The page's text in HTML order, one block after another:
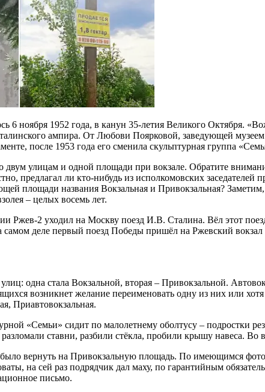
6 ноября 1952 года, в канун 35-летия Великого Октября.
ампира. От Любови Поярковой, заведующей
после 1953 года его сменила скульптурная группа
улицам и одной площади при вокзале. Обратите
предлагал ли кто-нибудь из исполкомовских
площади названия Вокзальная и Привокзальная?
– целых восемь лет.
Ржев-2 уходил на Москву поезд И.В. Сталина. Вёл этот
деле первый поезд Победы пришёл на Ржевский
одна стала Вокзальной, вторая – Привокзальной.
возникнет желание переименовать одну из них или
Приавтовокзальная.
«Семьи» сидит по малолетнему оболтусу – подростки
ставни, разбили стёкла, пробили крышу навеса. Во
вернуть на Привокзальную площадь. По имеющимся
на сей раз подрядчик дал маху, по гарантийным
письмо.